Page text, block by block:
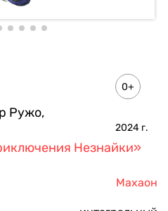
Ружо,
0+
2024 г.
Незнайки»
Махаон